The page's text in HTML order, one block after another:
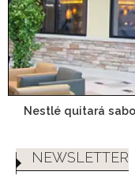
Nestlé quitará
NEWSLETTER